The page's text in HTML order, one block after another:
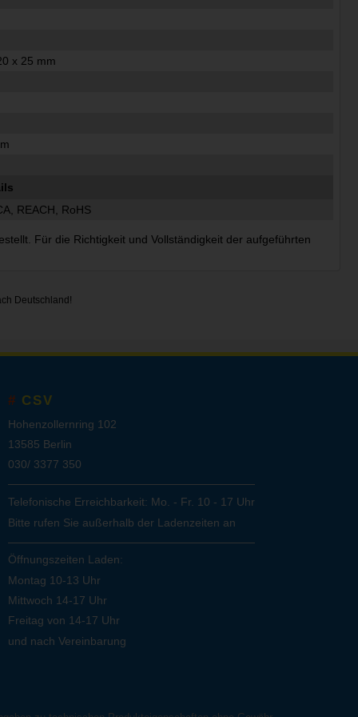
x 25 mm
REACH, RoHS
Für die Richtigkeit und Vollständigkeit der aufgeführten
Deutschland!
CSV
Hohenzollernring 102
13585 Berlin
030/ 3377 350
Telefonische Erreichbarkeit: Mo. - Fr. 10 - 17 Uhr
Bitte rufen Sie außerhalb der Ladenzeiten an
Öffnungszeiten Laden:
Montag 10-13 Uhr
Mittwoch 14-17 Uhr
Freitag von 14-17 Uhr
und nach Vereinbarung